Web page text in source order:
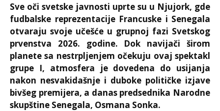
Sve oči svetske javnosti uprte su u Njujork, gde
fudbalske reprezentacije Francuske i Senegala
otvaraju svoje učešće u grupnoj fazi Svetskog
prvenstva 2026. godine. Dok navijači širom
planete sa nestrpljenjem očekuju ovaj spektakl
grupe I, atmosfera je dovedena do usijanja
nakon nesvakidašnje i duboke političke izjave
bivšeg premijera, a danas predsednika Narodne
skupštine Senegala, Osmana Sonka.